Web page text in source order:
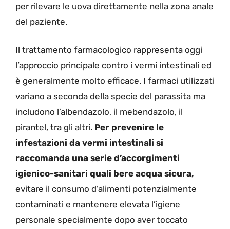
per rilevare le uova direttamente nella zona anale
del paziente.
Il trattamento farmacologico rappresenta oggi
l’approccio principale contro i vermi intestinali ed
è generalmente molto efficace. I farmaci utilizzati
variano a seconda della specie del parassita ma
includono l’albendazolo, il mebendazolo, il
pirantel, tra gli altri. Per prevenire le
infestazioni da vermi intestinali si
raccomanda una serie d’accorgimenti
igienico-sanitari quali bere acqua sicura,
evitare il consumo d’alimenti potenzialmente
contaminati e mantenere elevata l’igiene
personale specialmente dopo aver toccato